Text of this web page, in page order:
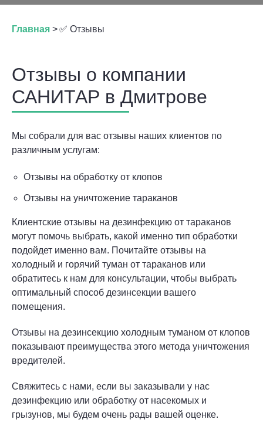
Главная >✅ Отзывы
Отзывы о компании
САНИТАР в Дмитрове
Мы собрали для вас отзывы наших клиентов по
различным услугам:
Отзывы на обработку от клопов
Отзывы на уничтожение тараканов
Клиентские отзывы на дезинфекцию от тараканов
могут помочь выбрать, какой именно тип обработки
подойдет именно вам. Почитайте отзывы на
холодный и горячий туман от тараканов или
обратитесь к нам для консультации, чтобы выбрать
оптимальный способ дезинсекции вашего
помещения.
Отзывы на дезинсекцию холодным туманом от клопов
показывают преимущества этого метода уничтожения
вредителей.
Свяжитесь с нами, если вы заказывали у нас
дезинфекцию или обработку от насекомых и
грызунов, мы будем очень рады вашей оценке.